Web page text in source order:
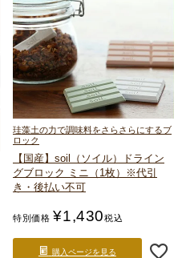
珪藻土の力で調味料をさらさらにするブ
ロック
【国産】soil（ソイル）
ドライン
グブロック ミニ（1枚）
※代引
き・後払い不可
特別価格 ¥1,430税込
購入ページを見る